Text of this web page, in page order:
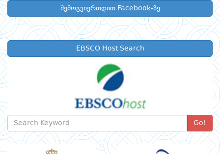
შემოგვიერთდით Facebook-ზე
EBSCO Host Search
Go!